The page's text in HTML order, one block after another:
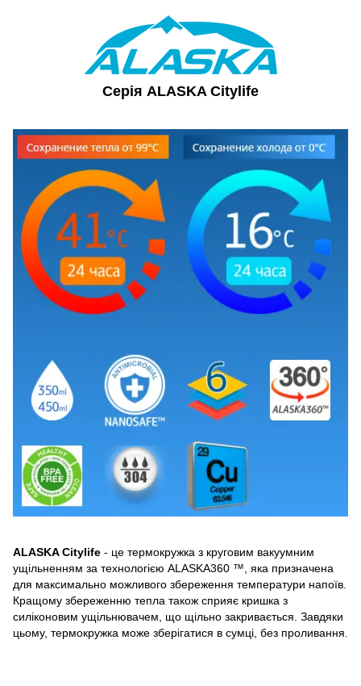
Серія ALASKA Citylife
ALASKA Citylife - це термокружка з круговим вакуумним
ущільненням за технологією ALASKA360 ™, яка призначена
для максимально можливого збереження температури напоїв.
Кращому збереженню тепла також сприяє кришка з
силіконовим ущільнювачем, що щільно закривається. Завдяки
цьому, термокружка може зберігатися в сумці, без проливання.